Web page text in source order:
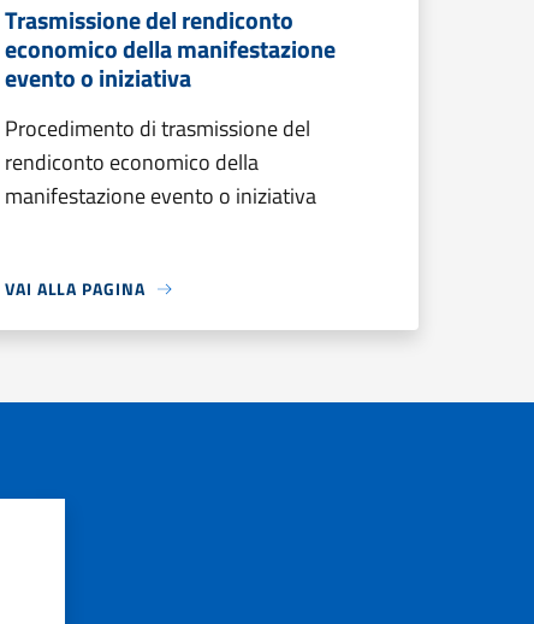
Trasmissione del rendiconto
economico della manifestazione
evento o iniziativa
Procedimento di trasmissione del
rendiconto economico della
manifestazione evento o iniziativa
VAI ALLA PAGINA